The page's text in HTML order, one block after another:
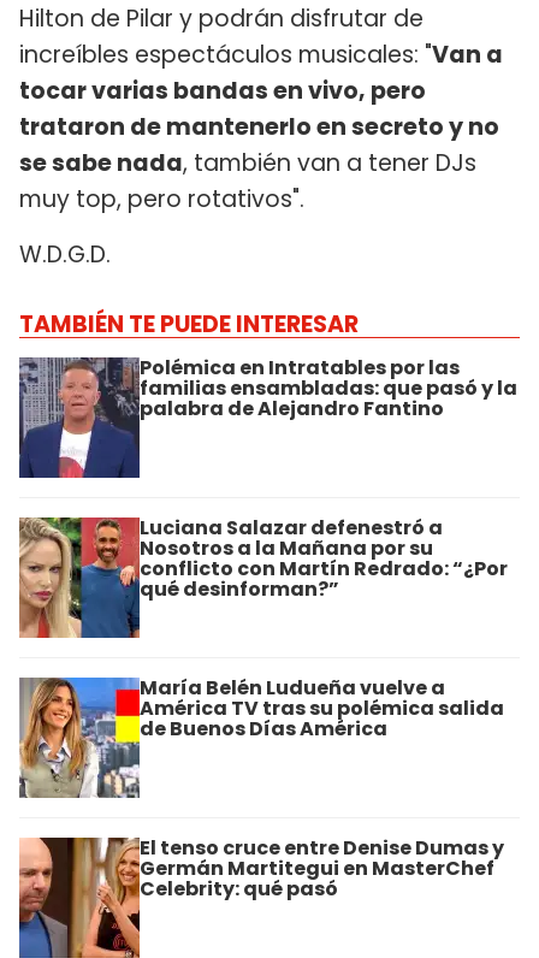
Hilton de Pilar y podrán disfrutar de
increíbles espectáculos musicales: "Van a
tocar varias bandas en vivo, pero
trataron de mantenerlo en secreto y no
se sabe nada, también van a tener DJs
muy top, pero rotativos".
W.D.G.D.
TAMBIÉN TE PUEDE INTERESAR
Polémica en Intratables por las
familias ensambladas: que pasó y la
palabra de Alejandro Fantino
Luciana Salazar defenestró a
Nosotros a la Mañana por su
conflicto con Martín Redrado: “¿Por
qué desinforman?”
María Belén Ludueña vuelve a
América TV tras su polémica salida
de Buenos Días América
El tenso cruce entre Denise Dumas y
Germán Martitegui en MasterChef
Celebrity: qué pasó